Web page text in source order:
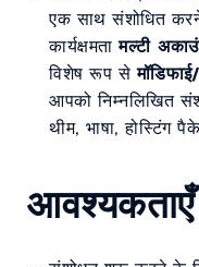
एक साथ संशोधित
कार्यक्षमतामल्टी
विशेष रूप से
आपको निम्नलिखित
थीम, भाषा, होस्टिंग
आवश्यकताएँ